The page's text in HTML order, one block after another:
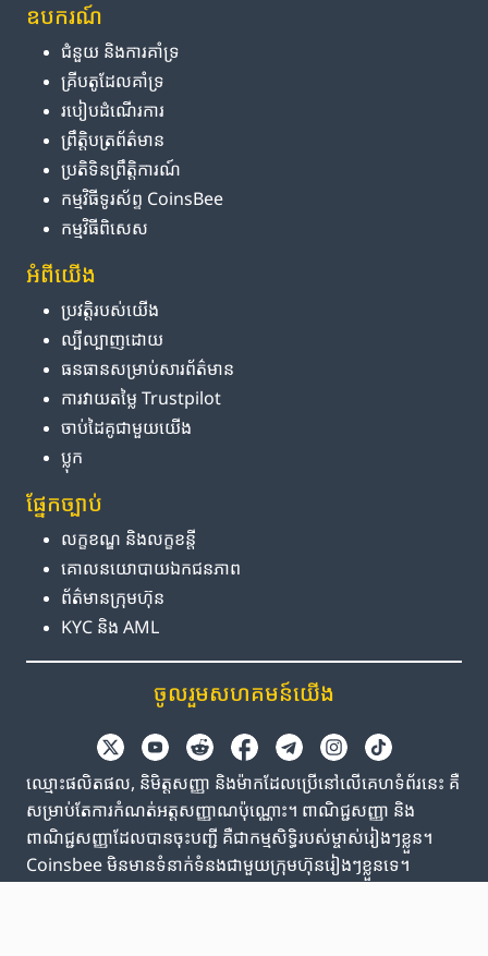
ឧបករណ៍
ជំនួយ និង​ការ​គាំទ្រ
គ្រីបតូ​ដែល​គាំទ្រ
របៀប​ដំណើរការ
ព្រឹត្តិបត្រ​ព័ត៌មាន
ប្រតិទិន​ព្រឹត្តិការណ៍
កម្មវិធី​ទូរស័ព្ទ CoinsBee
កម្មវិធីពិសេស
អំពី​យើង
ប្រវត្តិ​របស់​យើង
ល្បីល្បាញ​ដោយ
ធនធាន​សម្រាប់​សារព័ត៌មាន
ការ​វាយតម្លៃ Trustpilot
ចាប់ដៃគូ​ជាមួយ​យើង
ប្លុក
ផ្នែក​ច្បាប់
លក្ខខណ្ឌ និង​លក្ខខន្តី
គោលនយោបាយ​ឯកជនភាព
ព័ត៌មាន​ក្រុមហ៊ុន
KYC និង AML
ចូលរួម​សហគមន៍​យើង
ឈ្មោះផលិតផល, និមិត្តសញ្ញា និងម៉ាកដែលប្រើនៅលើគេហទំព័រនេះ គឺ
សម្រាប់តែការកំណត់អត្តសញ្ញាណប៉ុណ្ណោះ។ ពាណិជ្ជសញ្ញា និង
ពាណិជ្ជសញ្ញាដែលបានចុះបញ្ជី គឺជាកម្មសិទ្ធិរបស់ម្ចាស់រៀងៗខ្លួន។
Coinsbee មិនមានទំនាក់ទំនងជាមួយក្រុមហ៊ុនរៀងៗខ្លួនទេ។